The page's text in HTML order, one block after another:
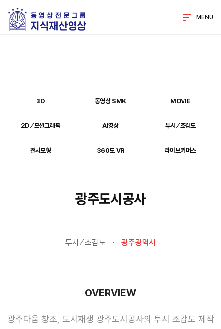
MENU
3D 동영상 SMK MOVIE
2D ⁄ 모션그래픽 AI영상 투시 ⁄ 조감도
전시모형 360도 VR 라이브커머스
광주도시공사
투시 ⁄ 조감도 광주광역시
OVERVIEW
광주다움 창조, 도시재생 광주도시공사의 투시 조감도 제작